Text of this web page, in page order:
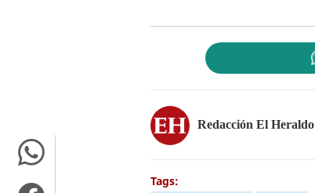
Redacción El Heraldo
Tags: